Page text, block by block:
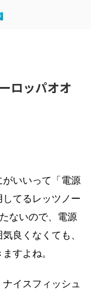
ロッパオオ
いいって「電源
てるレッツノー
ないので、電源
良くなくても、
すよね。
イスフィッシュ